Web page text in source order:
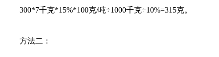
300*7千克*15%*100克/吨÷1000千克÷10%=315克。
方法二：